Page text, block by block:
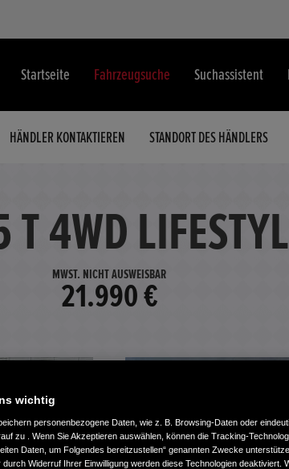
Startseite Fahrzeugsuche Suchassistent
HÄNDLER KONTAKTIEREN STANDORT DES HÄNDLERS
T 4WD
MWST. NICHT AUSWEISBAR
21.990 €
wichtig
personenbezogene Daten, wie z. B. Browsing-Daten oder
zu . Wenn Sie Akzeptieren auswählen, können die Tracking-
Daten, um Folgendes bereitzustellen“ genannten Zwecke
durch Widerruf Ihrer Einwilligung werden diese Technologien deaktiviert.